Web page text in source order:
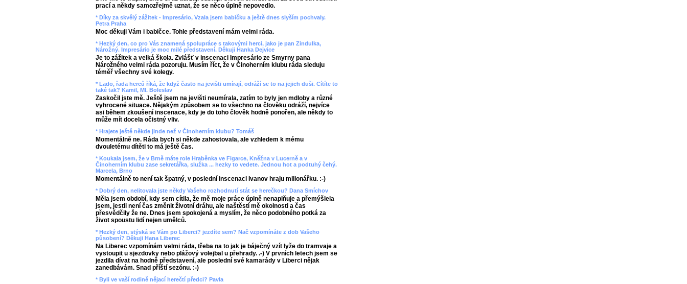
prací a někdy samozřejmě uznat, že se něco úplně nepovedlo.
* Díky za skvělý zážitek - Impresário, Vzala jsem babičku a ještě dnes slyším pochvaly.
Petra Praha
Moc děkuji Vám i babičce. Tohle představení mám velmi ráda.
* Hezký den, co pro Vás znamená spolupráce s takovými herci, jako je pan Zindulka,
Nárožný. Impresário je moc milé představení. Děkuji Hanka Dejvice
Je to zážitek a velká škola. Zvlášť v inscenaci Impresário ze Smyrny pana
Nárožného velmi ráda pozoruju. Musím říct, že v Činoherním klubu ráda sleduju
téměř všechny své kolegy.
* Lado, řada herců říká, že když často na jevišti umírají, odráží se to na jejich duši. Cítíte to
také tak? Kamil, Ml. Boleslav
Zaskočil jste mě. Ještě jsem na jevišti neumírala, zatím to byly jen mdloby a různé
vyhrocené situace. Nějakým způsobem se to všechno na člověku odráží, nejvíce
asi během zkoušení inscenace, kdy je do toho člověk hodně ponořen, ale někdy to
může mít docela očistný vliv.
* Hrajete ještě někde jinde než v Činoherním klubu? Tomáš
Momentálně ne. Ráda bych si někde zahostovala, ale vzhledem k mému
dvouletému dítěti to má ještě čas.
* Koukala jsem, že v Brně máte role Hraběnka ve Figarce, Kněžna v Lucerně a v
Činoherním klubu zase sekretářka, služka ... hezky to vedete. Jednou hot a podtuhý čehý.
Marcela, Brno
Momentálně to není tak špatný, v poslední inscenaci Ivanov hraju milionářku. :-)
* Dobrý den, nelitovala jste někdy Vašeho rozhodnutí stát se herečkou? Dana Smíchov
Měla jsem období, kdy sem cítila, že mě moje práce úplně nenaplňuje a přemýšlela
jsem, jestli není čas změnit životní dráhu, ale naštěstí mě okolnosti a čas
přesvědčily že ne. Dnes jsem spokojená a myslím, že něco podobného potká za
život spoustu lidí nejen umělců.
* Hezký den, stýská se Vám po Liberci? jezdíte sem? Nač vzpomínáte z dob Vašeho
působení? Děkuji Hana Liberec
Na Liberec vzpomínám velmi ráda, třeba na to jak je báječný vzít lyže do tramvaje a
vystoupit u sjezdovky nebo plážový volejbal u přehrady. .-) V prvních letech jsem se
jezdila dívat na hodně představení, ale poslední své kamarády v Liberci nějak
zanedbávám. Snad příští sezónu. :-)
* Byli ve vaší rodině nějací herečtí předci? Pavla